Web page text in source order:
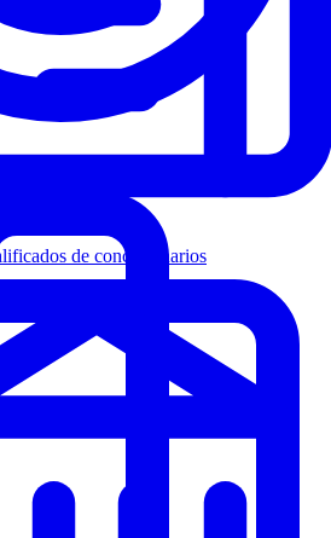
de concesionarios